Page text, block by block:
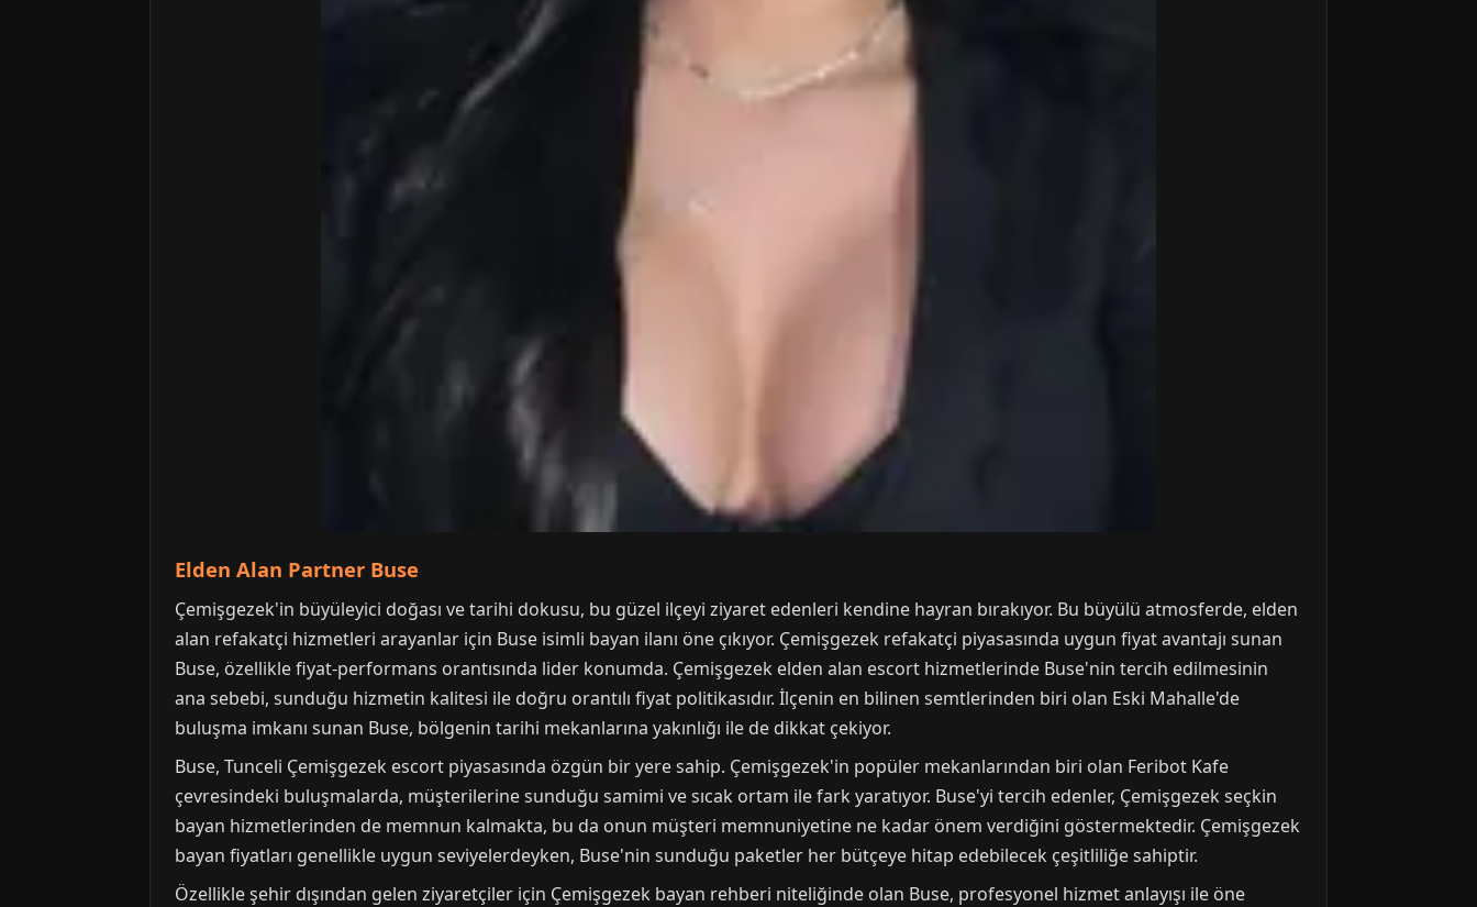
Elden Alan Partner Buse
Çemişgezek'in büyüleyici doğası ve tarihi dokusu, bu güzel ilçeyi ziyaret edenleri kendine hayran bırakıyor. Bu büyülü atmosferde, elden
alan refakatçi hizmetleri arayanlar için Buse isimli bayan ilanı öne çıkıyor. Çemişgezek refakatçi piyasasında uygun fiyat avantajı sunan
Buse, özellikle fiyat-performans orantısında lider konumda. Çemişgezek elden alan escort hizmetlerinde Buse'nin tercih edilmesinin
ana sebebi, sunduğu hizmetin kalitesi ile doğru orantılı fiyat politikasıdır. İlçenin en bilinen semtlerinden biri olan Eski Mahalle'de
buluşma imkanı sunan Buse, bölgenin tarihi mekanlarına yakınlığı ile de dikkat çekiyor.
Buse, Tunceli Çemişgezek escort piyasasında özgün bir yere sahip. Çemişgezek'in popüler mekanlarından biri olan Feribot Kafe
çevresindeki buluşmalarda, müşterilerine sunduğu samimi ve sıcak ortam ile fark yaratıyor. Buse'yi tercih edenler, Çemişgezek seçkin
bayan hizmetlerinden de memnun kalmakta, bu da onun müşteri memnuniyetine ne kadar önem verdiğini göstermektedir. Çemişgezek
bayan fiyatları genellikle uygun seviyelerdeyken, Buse'nin sunduğu paketler her bütçeye hitap edebilecek çeşitliliğe sahiptir.
Özellikle şehir dışından gelen ziyaretçiler için Çemişgezek bayan rehberi niteliğinde olan Buse, profesyonel hizmet anlayışı ile öne